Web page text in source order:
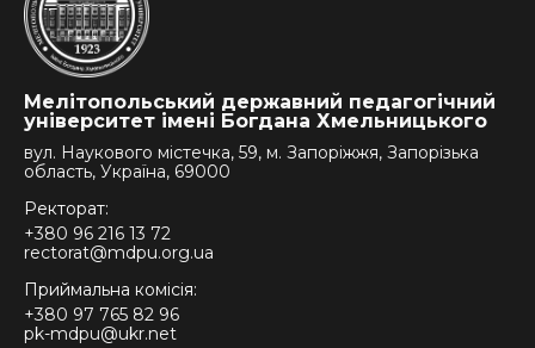
Мелітопольський державний педагогічний
університет імені Богдана Хмельницького
вул. Наукового містечка, 59, м. Запоріжжя, Запорізька
область, Україна, 69000
Ректорат:
+380 96 216 13 72
rectorat@mdpu.org.ua
Приймальна комісія:
+380 97 765 82 96
pk-mdpu@ukr.net